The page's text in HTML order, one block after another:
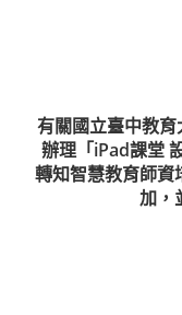
有關國立臺中教
辦理「iPad課堂
轉知智慧教育師資
加，